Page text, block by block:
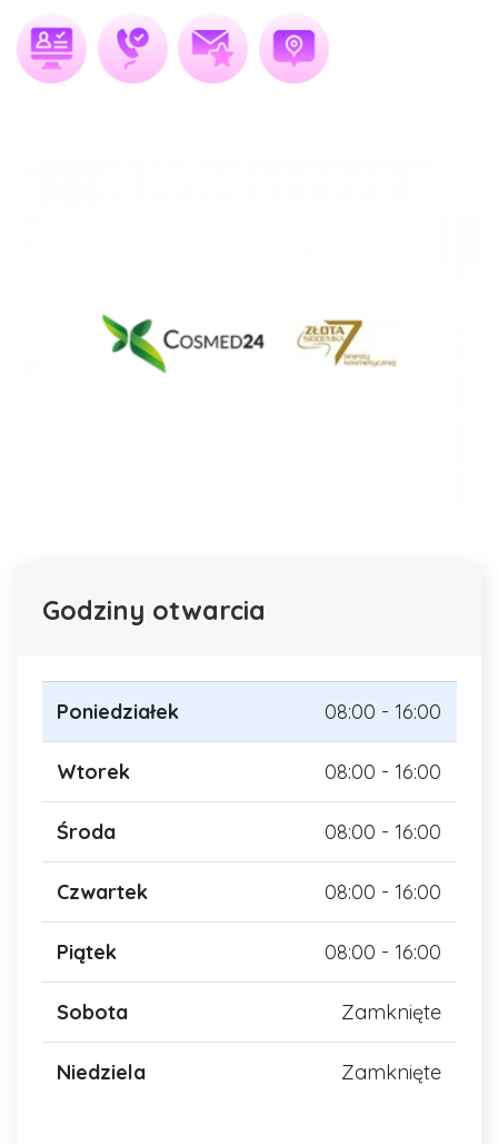
Godziny otwarcia
Poniedziałek 08:00 - 16:00
Wtorek 08:00 - 16:00
Środa 08:00 - 16:00
Czwartek 08:00 - 16:00
Piątek 08:00 - 16:00
Sobota Zamknięte
Niedziela Zamknięte